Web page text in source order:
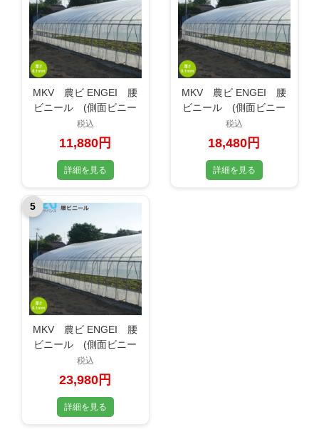
MKV 農ビ ENGEI 腰
ビニール (側面ビニー
ル) 3×3間
0.1mm×185cm×22m
税込
11,880円
詳細を見る
MKV 農ビ ENGEI 腰
ビニール (側面ビニー
ル) 3×7間
0.1mm×185cm×36m
税込
18,480円
詳細を見る
5
MKV 農ビ ENGEI 腰
ビニール (側面ビニー
ル) 3×10間
0.1mm×185cm×47m
税込
23,980円
詳細を見る